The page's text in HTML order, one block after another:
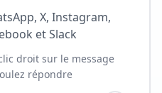
X, Instagram,
et Slack
droit sur le message
répondre